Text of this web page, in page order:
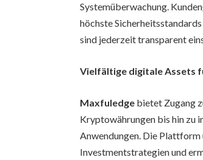
Systemüberwachung.
höchste
sind jederzeit transparent
Vielfältige digitale Assets
Maxfuledge bietet Zugang
Kryptowährungen bis hin zu
Anwendungen. Die
Investmentstrategien und